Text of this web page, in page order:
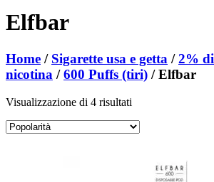
Elfbar
Home / Sigarette usa e getta /2% di
nicotina /600 Puffs (tiri) / Elfbar
Visualizzazione di 4 risultati